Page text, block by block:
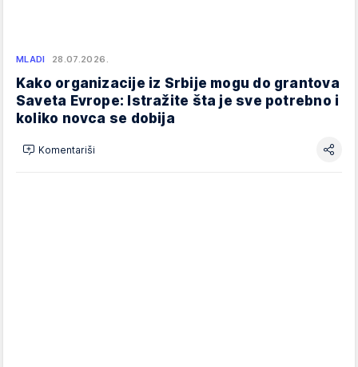
MLADI 28.07.2026.
Kako organizacije iz Srbije mogu do grantova
Saveta Evrope: Istražite šta je sve potrebno i
koliko novca se dobija
Komentariši